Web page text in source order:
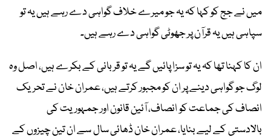
میں نے جج کو کہا کہ یہ جو میرے خلاف گواہی دے رہے ہیں یہ تو
سپاہی ہیں یہ قرآن پر جھوٹی گواہی دے رہے ہیں۔
ان کا کہنا تھا کہ یہ تو سزا پائیں گے یہ تو قربانی کے بکرے ہیں، اصل وہ
لوگ جو گواہی دینے پر ان کو مجبور کرتے ہیں، عمران خان نے تحریک
انصاف کی جماعت کو انصاف، آئین قانون اور جمہوریت کی
بالادستی کے لیے بنایا، عمران خان ڈھائی سال سے ان تین چیزوں کے